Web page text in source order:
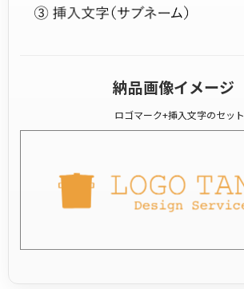
納品画像イメージ
ロゴマーク+挿入文字のセット